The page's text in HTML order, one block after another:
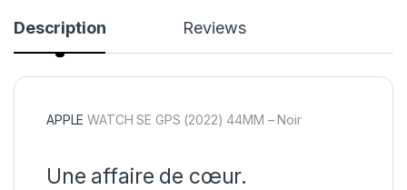
Description Reviews
APPLE WATCH SE GPS (2022) 44MM – Noir
Une affaire de cœur.